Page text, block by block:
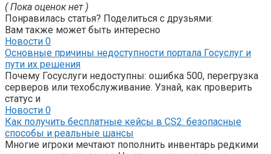
( Пока оценок нет )
Понравилась статья? Поделиться с друзьями:
Вам также может быть интересно
Новости 0
Основные причины недоступности портала Госуслуг и
пути их решения
Почему Госуслуги недоступны: ошибка 500, перегрузка
серверов или техобслуживание. Узнай, как проверить
статус и
Новости 0
Как получить бесплатные кейсы в CS2: безопасные
способы и реальные шансы
Многие игроки мечтают пополнить инвентарь редкими